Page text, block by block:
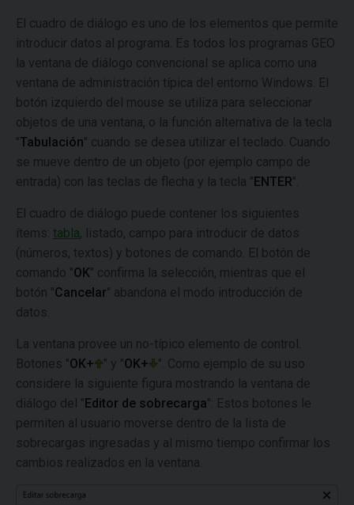
El cuadro de diálogo es uno de los elementos que permite
introducir datos al programa. Es todos los programas GEO
la ventana de diálogo convencional se aplica como una
ventana de administración típica del entorno Windows. El
botón izquierdo del mouse se utiliza para seleccionar
objetos de una ventana, o la función alternativa de la tecla
"Tabulación" cuando se desea utilizar el teclado. Cuando
se mueve dentro de un objeto (por ejemplo campo de
entrada) con las teclas de flecha y la tecla "ENTER".
El cuadro de diálogo puede contener los siguientes
ítems: tabla, listado, campo para introducir de datos
(números, textos) y botones de comando. El botón de
comando "OK" confirma la selección, mientras que el
botón "Cancelar" abandona el modo introducción de
datos.
La ventana provee un no-típico elemento de control.
Botones "OK+ " y "OK+
". Como ejemplo de su uso
considere la siguiente figura mostrando la ventana de
diálogo del "Editor de sobrecarga": Estos botones le
permiten al usuario moverse dentro de la lista de
sobrecargas ingresadas y al mismo tiempo confirmar los
cambios realizados en la ventana.